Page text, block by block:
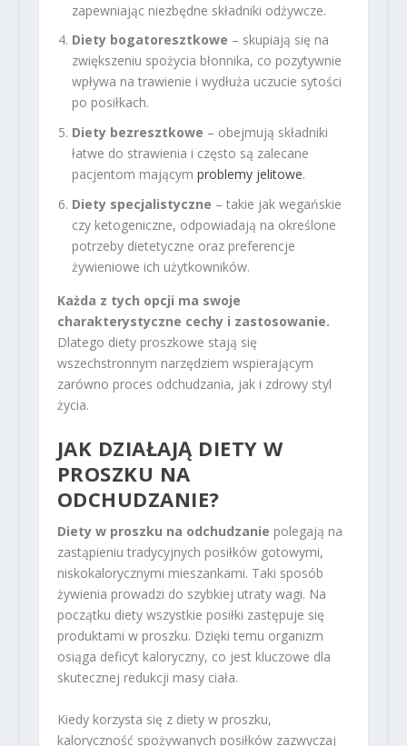
zapewniając niezbędne składniki odżywcze.
Diety bogatoresztkowe – skupiają się na
zwiększeniu spożycia błonnika, co pozytywnie
wpływa na trawienie i wydłuża uczucie sytości
po posiłkach.
Diety bezresztkowe – obejmują składniki
łatwe do strawienia i często są zalecane
pacjentom mającym problemy jelitowe.
Diety specjalistyczne – takie jak wegańskie
czy ketogeniczne, odpowiadają na określone
potrzeby dietetyczne oraz preferencje
żywieniowe ich użytkowników.
Każda z tych opcji ma swoje
charakterystyczne cechy i zastosowanie.
Dlatego diety proszkowe stają się
wszechstronnym narzędziem wspierającym
zarówno proces odchudzania, jak i zdrowy styl
życia.
JAK DZIAŁAJĄ DIETY W
PROSZKU NA
ODCHUDZANIE?
Diety w proszku na odchudzanie polegają na
zastąpieniu tradycyjnych posiłków gotowymi,
niskokalorycznymi mieszankami. Taki sposób
żywienia prowadzi do szybkiej utraty wagi. Na
początku diety wszystkie posiłki zastępuje się
produktami w proszku. Dzięki temu organizm
osiąga deficyt kaloryczny, co jest kluczowe dla
skutecznej redukcji masy ciała.
Kiedy korzysta się z diety w proszku,
kaloryczność spożywanych posiłków zazwyczaj